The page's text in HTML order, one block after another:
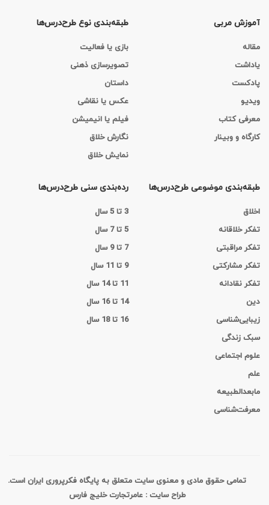
آموزش مربی
مقاله
یاداشت
پادکست
ویدیو
معرفی کتاب
کارگاه‌ و وبینار
طبقه‌بندی نوع طرح‌درس‌ها
بازی یا فعالیت
تصویرسازی ذهنی
داستان
عکس یا نقاشی
فیلم یا انیمیشن
نگارش خلاق
نمایش خلاق
طبقه‌بندی موضوعی طرح‌درس‌ها
اخلاق
تفکر خلاقانه
تفکر مراقبتی
تفکر مشارکتی
تفکر نقادانه
دین
زیبایی‌شناسی
سبک زندگی
علوم اجتماعی
علم
مابعدالطبیعه
معرفت‌شناسی
رده‌بندی سنی طرح‌درس‌ها
3 تا 5 سال
5 تا 7 سال
7 تا 9 سال
9 تا 11 سال
11 تا 14 سال
14 تا 16 سال
16 تا 18 سال
تمامی حقوق مادی و معنوی سایت متعلق به پایگاه فکر‌پروری ایران است.
طراح سایت : عامرتجارت خلیج فارس